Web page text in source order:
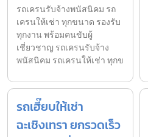
รถเครนรับจ้างพนัสนิคม รถ
เครนให้เช่า ทุกขนาด รองรับ
ทุกงาน พร้อมคนขับผู้
เชี่ยวชาญ รถเครนรับจ้าง
พนัสนิคม รถเครนให้เช่า ทุกข
รถเฮี๊ยบให้เช่า
ฉะเชิงเทรา ยกรวดเร็ว